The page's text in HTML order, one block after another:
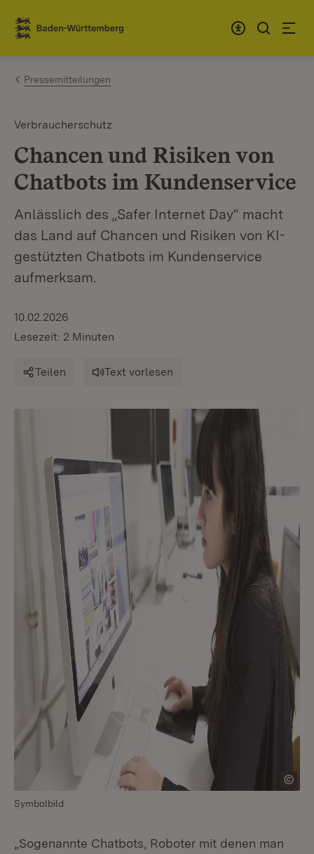
Zum Inhalt springen
Link zur Startseite
Pressemitteilungen
Verbraucherschutz
Chancen und Risiken von
Chatbots im Kundenservice
Anlässlich des „Safer Internet Day“ macht
das Land auf Chancen und Risiken von KI-
gestützten Chatbots im Kundenservice
aufmerksam.
10.02.2026
Lesezeit: 2 Minuten
Teilen Text vorlesen
Symbolbild
„Sogenannte Chatbots, Roboter mit denen man